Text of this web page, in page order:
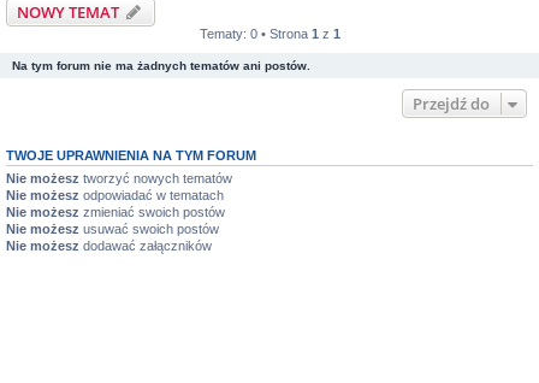
NOWY TEMAT
Tematy: 0 • Strona 1 z 1
Na tym forum nie ma żadnych tematów ani postów.
Przejdź do
TWOJE UPRAWNIENIA NA TYM FORUM
Nie możesz tworzyć nowych tematów
Nie możesz odpowiadać w tematach
Nie możesz zmieniać swoich postów
Nie możesz usuwać swoich postów
Nie możesz dodawać załączników